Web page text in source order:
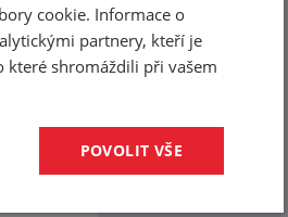
Provedení:
Materiál duše:
Materiál obalu:
Barva:
Hmotnost:
cookie. Informace o
partnery, kteří je
shromáždili při vašem
POVOLIT VŠE